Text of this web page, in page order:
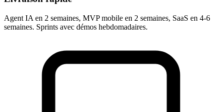
Agent IA en 2 semaines, MVP mobile en 2 semaines, SaaS en 4-6
semaines. Sprints avec démos hebdomadaires.